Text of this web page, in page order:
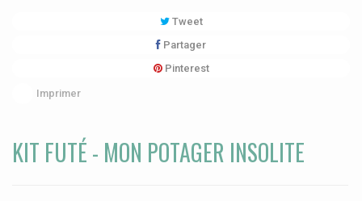
Tweet
Partager
Pinterest
Imprimer
KIT FUTÉ - MON POTAGER INSOLITE